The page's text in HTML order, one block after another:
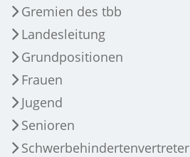
Gremien des tbb
Landesleitung
Grundpositionen
Frauen
Jugend
Senioren
Schwerbehindertenvertreter